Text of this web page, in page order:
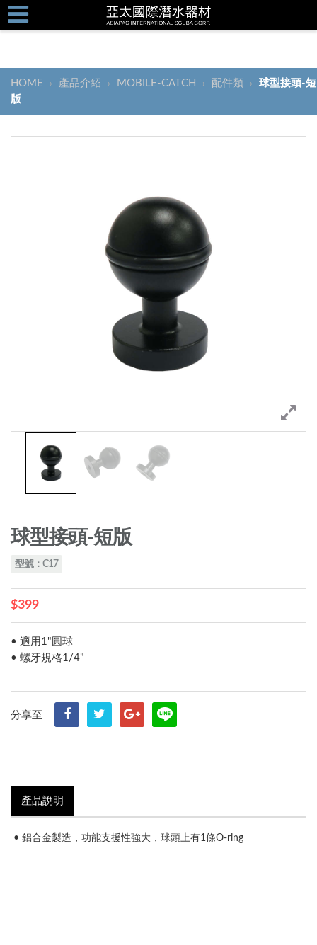
HOME › 產品介紹 › MOBILE-CATCH › 配件類 ›
球型接頭-短
版
球型接頭-短版
型號：C17
$399
• 適用1"圓球
• 螺牙規格1/4"
分享至
產品說明
• 鋁合金製造，功能支援性強大，球頭上有1條O-ring